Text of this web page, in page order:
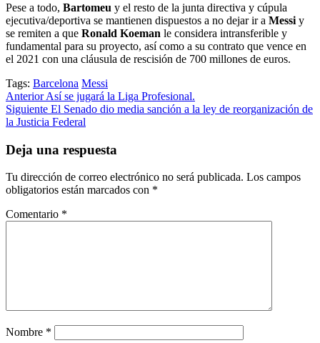
Pese a todo, Bartomeu y el resto de la junta directiva y cúpula
ejecutiva/deportiva se mantienen dispuestos a no dejar ir a Messi y
se remiten a que Ronald Koeman le considera intransferible y
fundamental para su proyecto, así como a su contrato que vence en
el 2021 con una cláusula de rescisión de 700 millones de euros.
Tags: Barcelona Messi
Post
navigation
AnteriorAsí se jugará la Liga Profesional.
Siguiente El Senado dio media sanción a la ley de reorganización de
la Justicia Federal
Deja una respuesta
Tu dirección de correo electrónico no será publicada. Los campos
obligatorios están marcados con *
Comentario *
Nombre *